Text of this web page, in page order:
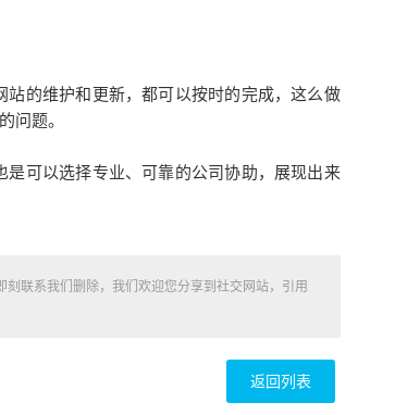
的维护和更新，都可以按时的完成，这么做
问题。
可以选择专业、可靠的公司协助，展现出来
联系我们删除，我们欢迎您分享到社交网站，引用
返回列表